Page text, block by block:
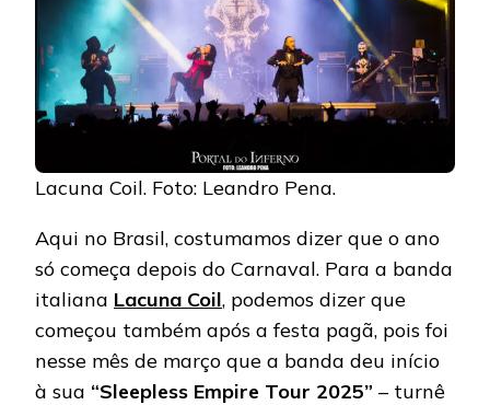
Lacuna Coil. Foto: Leandro Pena.
Aqui no Brasil, costumamos dizer que o ano
só começa depois do Carnaval. Para a banda
italiana Lacuna Coil, podemos dizer que
começou também após a festa pagã, pois foi
nesse mês de março que a banda deu início
à sua “Sleepless Empire Tour 2025” – turnê